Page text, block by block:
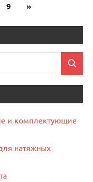
9
Следующие
»
Поиск
и комплектующие
натяжных